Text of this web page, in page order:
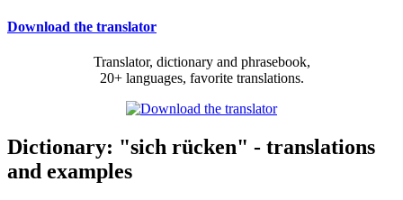
Download the translator
Translator, dictionary and phrasebook,
20+ languages, favorite translations.
Dictionary: "sich rücken" - translations
and examples